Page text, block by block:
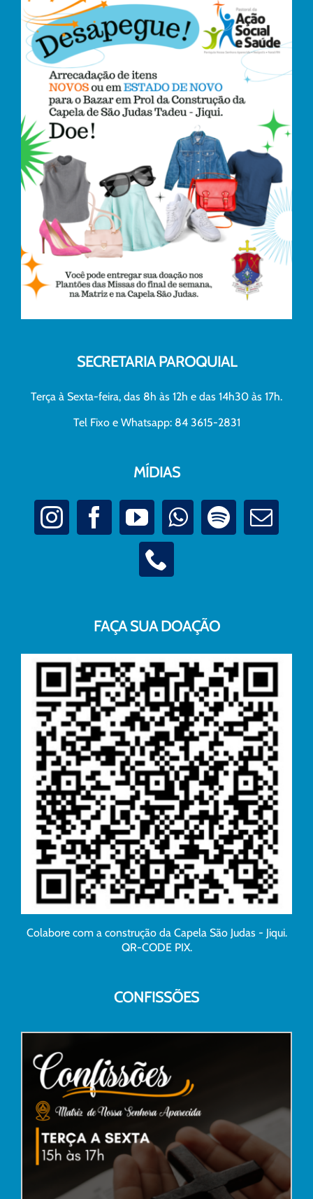
SECRETARIA PAROQUIAL
Terça à Sexta-feira, das 8h às 12h e das 14h30 às 17h.
Tel Fixo e Whatsapp: 84 3615-2831
MÍDIAS
FAÇA SUA DOAÇÃO
Colabore com a construção da Capela São Judas - Jiqui.
QR-CODE PIX.
CONFISSÕES